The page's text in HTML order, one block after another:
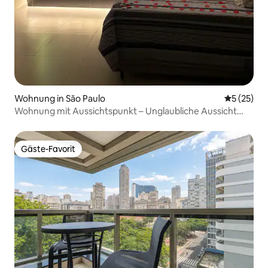
Wohnung in São Paulo
5 (25)
Wohnung mit Aussichtspunkt – Unglaubliche Aussicht
Gäste-Favorit
Gäste-Favorit